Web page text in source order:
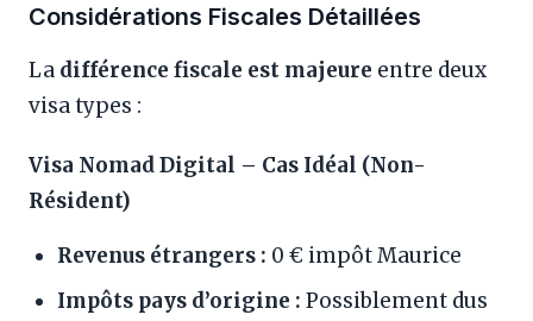
Considérations Fiscales Détaillées
La différence fiscale est majeure entre deux
visa types :
Visa Nomad Digital – Cas Idéal (Non-
Résident)
Revenus étrangers : 0 € impôt Maurice
Impôts pays d’origine : Possiblement dus